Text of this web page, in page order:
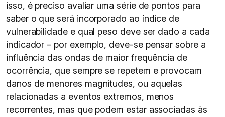
isso, é preciso avaliar uma série de pontos para
saber o que será incorporado ao índice de
vulnerabilidade e qual peso deve ser dado a cada
indicador – por exemplo, deve-se pensar sobre a
influência das ondas de maior frequência de
ocorrência, que sempre se repetem e provocam
danos de menores magnitudes, ou aquelas
relacionadas a eventos extremos, menos
recorrentes, mas que podem estar associadas às